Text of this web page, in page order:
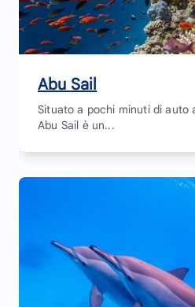
Abu Sail
Situato a pochi minuti di auto
Abu Sail è un...